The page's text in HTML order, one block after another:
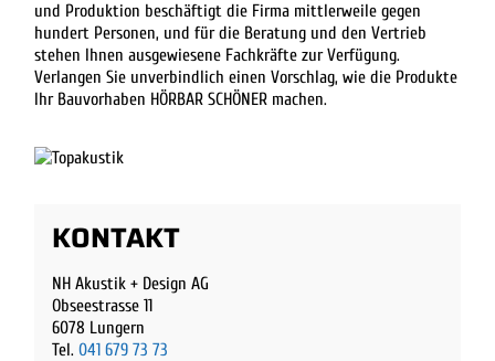
und Produktion beschäftigt die Firma mittlerweile gegen
hundert Personen, und für die Beratung und den Vertrieb
stehen Ihnen ausgewiesene Fachkräfte zur Verfügung.
Verlangen Sie unverbindlich einen Vorschlag, wie die Produkte
Ihr Bauvorhaben HÖRBAR SCHÖNER machen.
KONTAKT
NH Akustik + Design AG
Obseestrasse 11
6078 Lungern
Tel. 041 679 73 73